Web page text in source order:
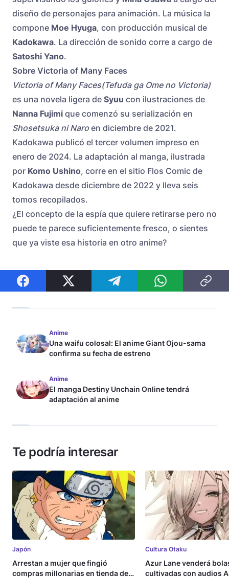
diseño de personajes para animación. La música la
compone Moe Hyuga, con producción musical de
Kadokawa. La dirección de sonido corre a cargo de
Satoshi Yano.
Sobre Victoria of Many Faces
Victoria of Many Faces(Tefuda ga Ome no Victoria)
es una novela ligera de Syuu con ilustraciones de
Nanna Fujimi que comenzó su serialización en
Shosetsuka ni Naro en diciembre de 2021.
Kadokawa publicó el tercer volumen impreso en
enero de 2024. La adaptación al manga, ilustrada
por Komo Ushino, corre en el sitio Flos Comic de
Kadokawa desde diciembre de 2022 y lleva seis
tomos recopilados.
¿El concepto de la espía que quiere retirarse pero no
puede te parece suficientemente fresco, o sientes
que ya viste esa historia en otro anime?
Anime
Una waifu colosal: El anime Giant Ojou-sama
confirma su fecha de estreno
Anime
El manga Destiny Unchain Online tendrá
adaptación al anime
Te podría interesar
Japón
Arrestan a mujer que fingió
compras millonarias en tienda de
Cultura Otaku
Azur Lane venderá
cultivadas con audios